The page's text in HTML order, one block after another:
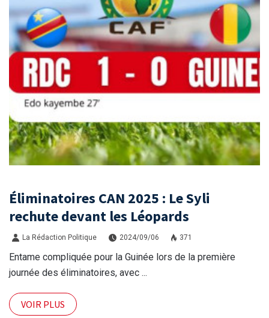
Éliminatoires CAN 2025 : Le Syli
rechute devant les Léopards
La Rédaction Politique 2024/09/06 371
Entame compliquée pour la Guinée lors de la première
journée des éliminatoires, avec ...
VOIR PLUS